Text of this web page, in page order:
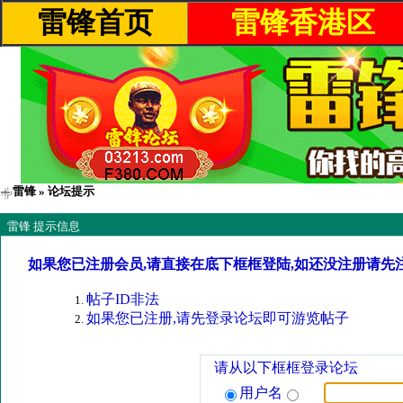
雷锋首页 雷锋香港区
雷锋 » 论坛提示
雷锋 提示信息
如果您已注册会员,请直接在底下框框登陆,如还没注册请先
帖子ID非法
如果您已注册,请先登录论坛即可游览帖子
请从以下框框登录论坛
用户名